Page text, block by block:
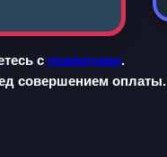
с правилами.
совершением оплаты.